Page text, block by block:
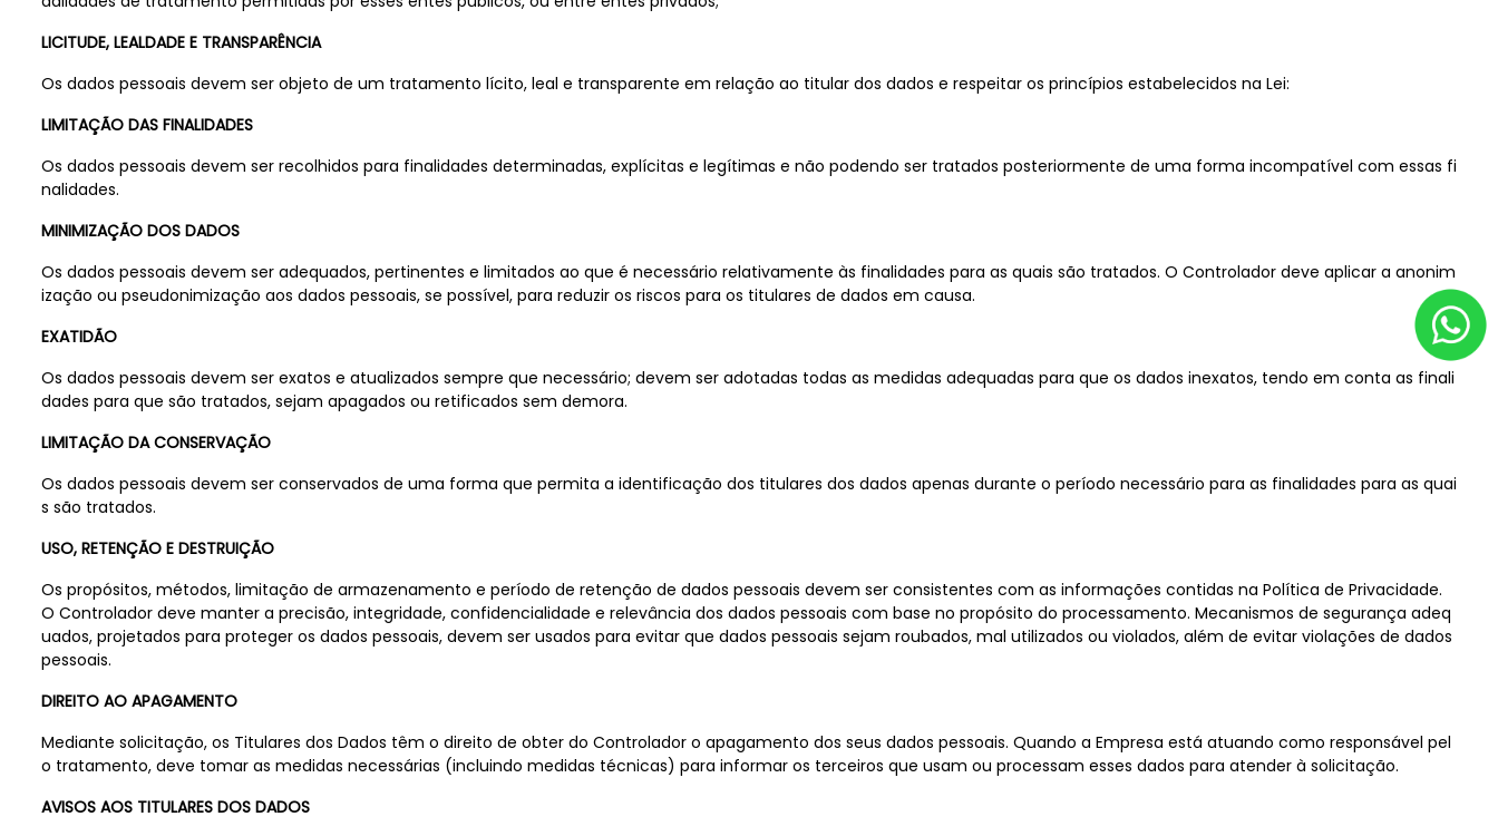
LICITUDE, LEALDADE E TRANSPARÊNCIA
Os dados pessoais devem ser objeto de um tratamento lícito, leal e transparente em relação ao titular dos dados e respeitar os princípios estabelecidos na Lei:
LIMITAÇÃO DAS FINALIDADES
Os dados pessoais devem ser recolhidos para finalidades determinadas, explícitas e legítimas e não podendo ser tratados posteriormente de uma forma incompatível com essas fi
nalidades.
MINIMIZAÇÃO DOS DADOS
Os dados pessoais devem ser adequados, pertinentes e limitados ao que é necessário relativamente às finalidades para as quais são tratados. O Controlador deve aplicar a anonim
ização ou pseudonimização aos dados pessoais, se possível, para reduzir os riscos para os titulares de dados em causa.
EXATIDÃO
Os dados pessoais devem ser exatos e atualizados sempre que necessário; devem ser adotadas todas as medidas adequadas para que os dados inexatos, tendo em conta as finali
dades para que são tratados, sejam apagados ou retificados sem demora.
LIMITAÇÃO DA CONSERVAÇÃO
Os dados pessoais devem ser conservados de uma forma que permita a identificação dos titulares dos dados apenas durante o período necessário para as finalidades para as quai
s são tratados.
USO, RETENÇÃO E DESTRUIÇÃO
Os propósitos, métodos, limitação de armazenamento e período de retenção de dados pessoais devem ser consistentes com as informações contidas na Política de Privacidade.
O Controlador deve manter a precisão, integridade, confidencialidade e relevância dos dados pessoais com base no propósito do processamento. Mecanismos de segurança adeq
uados, projetados para proteger os dados pessoais, devem ser usados para evitar que dados pessoais sejam roubados, mal utilizados ou violados, além de evitar violações de dados
pessoais.
DIREITO AO APAGAMENTO
Mediante solicitação, os Titulares dos Dados têm o direito de obter do Controlador o apagamento dos seus dados pessoais. Quando a Empresa está atuando como responsável pel
o tratamento, deve tomar as medidas necessárias (incluindo medidas técnicas) para informar os terceiros que usam ou processam esses dados para atender à solicitação.
AVISOS AOS TITULARES DOS DADOS